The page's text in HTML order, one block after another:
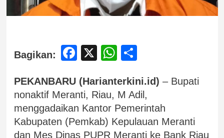
Bagikan: Facebook
X WhatsApp
PEKANBARU (Harianterkini.id) – Bupati
nonaktif Meranti, Riau, M Adil,
menggadaikan Kantor Pemerintah
Kabupaten (Pemkab) Kepulauan Meranti
dan Mes Dinas PUPR Meranti ke Bank Riau